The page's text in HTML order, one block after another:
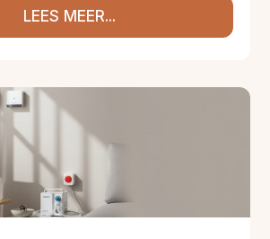
LEES MEER...